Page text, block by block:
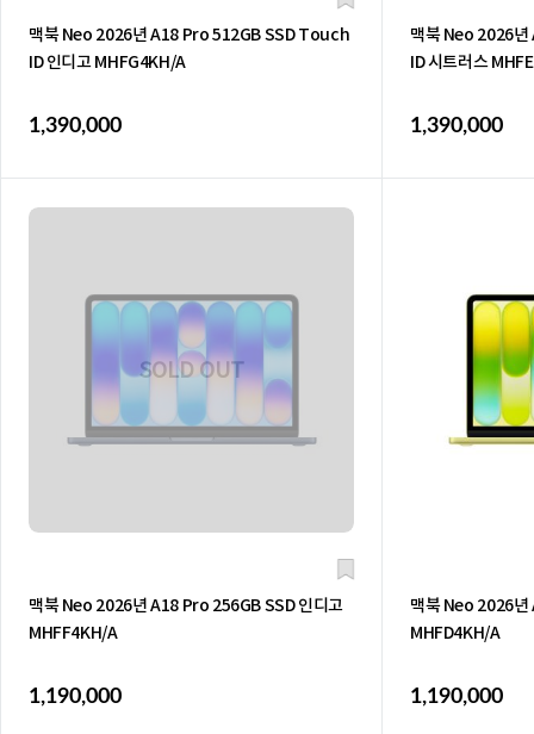
맥북 Neo 2026년 A18 Pro 512GB SSD Touch
ID 인디고 MHFG4KH/A
1,390,000
맥북 Neo 2026
ID 시트러스
1,390,000
맥북 Neo 2026년 A18 Pro 256GB SSD 인디고
MHFF4KH/A
1,190,000
맥북 Neo 2026년
MHFD4KH/A
1,190,000